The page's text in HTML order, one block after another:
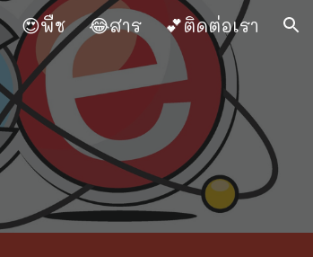
😍พืช 😂สาร 💕ติดต่อเรา